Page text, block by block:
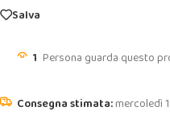
Salva
1 Persona guarda questo
mercoledì